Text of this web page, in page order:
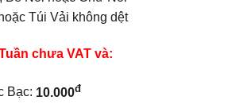
Túi Vải không dệt
chưa VAT và:
Bạc: 10.000đ